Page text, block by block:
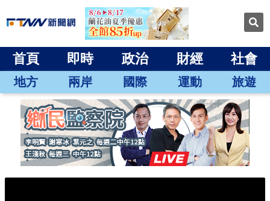
首頁 即時 政治 財經 社會
地方 兩岸 國際 運動 旅遊